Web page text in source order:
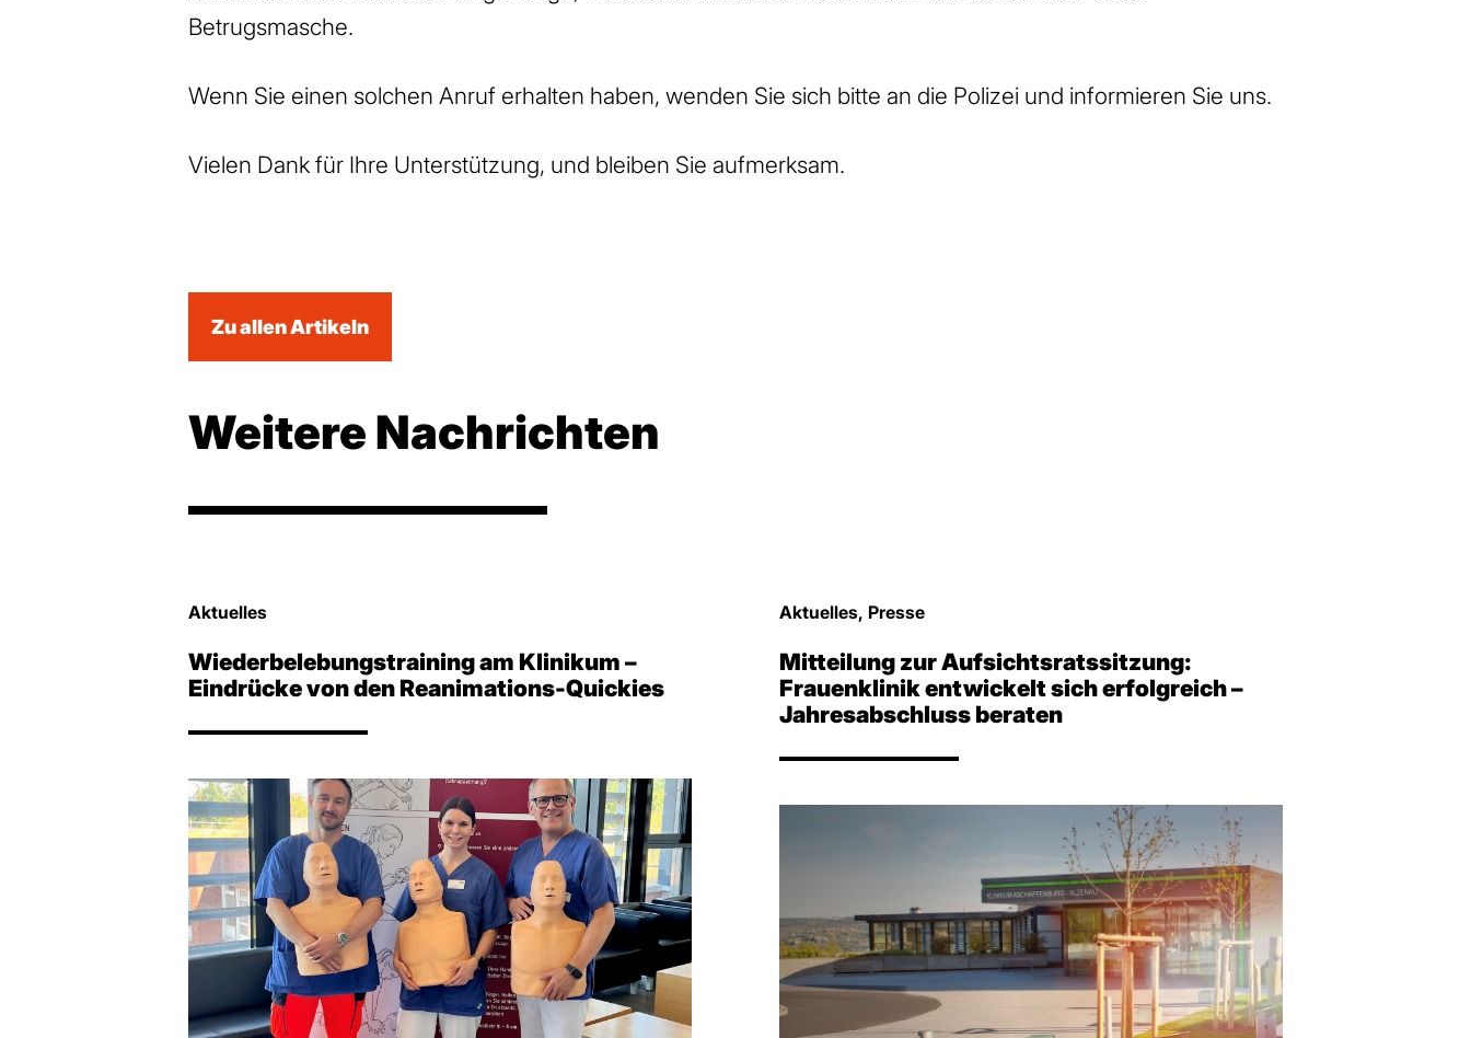
Betrugsmasche.
Wenn Sie einen solchen Anruf erhalten haben, wenden Sie sich bitte an die Polizei und informieren Sie uns.
Vielen Dank für Ihre Unterstützung, und bleiben Sie aufmerksam.
Zu allen Artikeln
Weitere Nachrichten
Aktuelles
Wiederbelebungstraining am Klinikum –
Eindrücke von den Reanimations-Quickies
Aktuelles, Presse
Mitteilung zur Aufsichtsratssitzung:
Frauenklinik entwickelt sich erfolgreich –
Jahresabschluss beraten